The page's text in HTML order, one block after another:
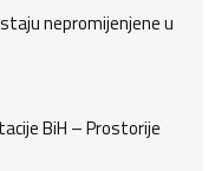
nepromijenjene u
BiH – Prostorije